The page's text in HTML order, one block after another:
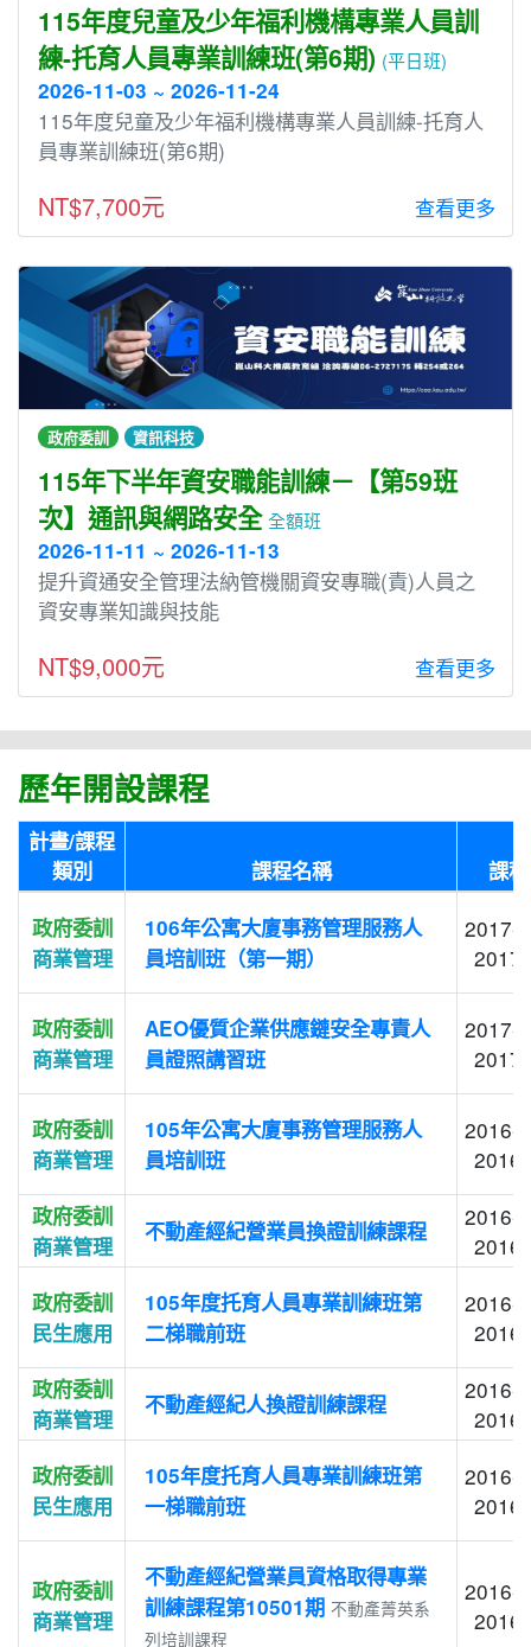
115年度兒童及少年福利機構專業人員訓
練-托育人員專業訓練班(第6期) (平日班)
2026-11-03 ~ 2026-11-24
115年度兒童及少年福利機構專業人員訓練-托育人
員專業訓練班(第6期)
NT$7,700元 查看更多
政府委訓 資訊科技
115年下半年資安職能訓練－【第59班
次】通訊與網路安全 全額班
2026-11-11 ~ 2026-11-13
提升資通安全管理法納管機關資安專職(責)人員之
資安專業知識與技能
NT$9,000元 查看更多
歷年開設課程
計畫/課程
類別
課程名稱
課
政府委訓
商業管理
106年公寓大廈事務管理服務人
員培訓班（第一期）
2017-
政府委訓
商業管理
AEO優質企業供應鏈安全專責人
員證照講習班
2017-
政府委訓
商業管理
105年公寓大廈事務管理服務人
員培訓班
2016-
政府委訓
商業管理
不動產經紀營業員換證訓練課程
2016-
政府委訓
民生應用
105年度托育人員專業訓練班第
二梯職前班
2016-
政府委訓
商業管理
不動產經紀人換證訓練課程
2016-
政府委訓
民生應用
105年度托育人員專業訓練班第
一梯職前班
2016-
政府委訓
商業管理
不動產經紀營業員資格取得專業
訓練課程第10501期 不動產菁英系
列培訓課程
2016-